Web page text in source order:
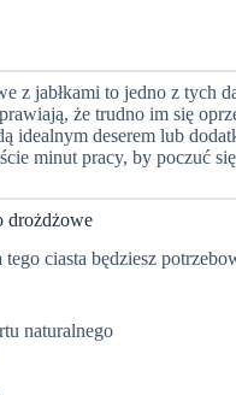
z jabłkami to jedno z tych
że trudno im się
idealnym deserem lub
minut pracy, by poczuć
drożdżowe
ciasta będziesz
naturalnego